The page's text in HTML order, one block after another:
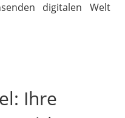
digitalen Welt
Ihre